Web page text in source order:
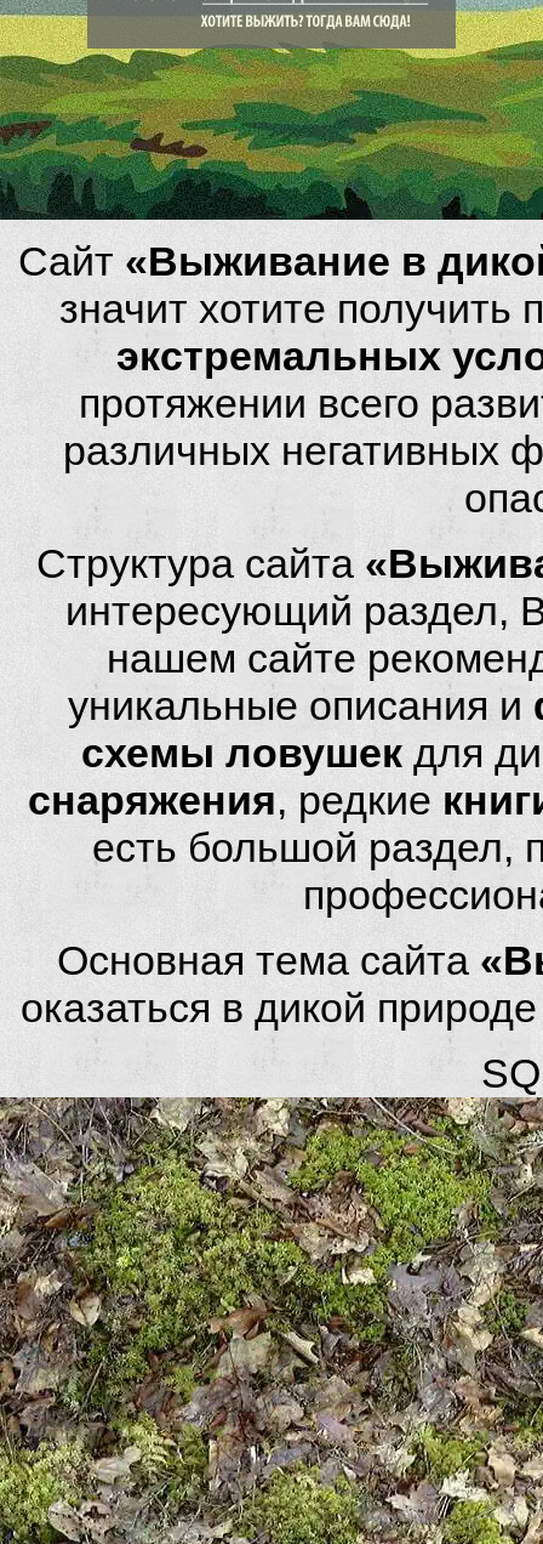
Сайт «Выживание в
значит хотите
экстремальных
протяжении всего
различных негативных
Структура сайта
интересующий раздел,
нашем сайте
уникальные описания и
схемы ловушек для
снаряжения, редкие
есть большой
Основная тема сайта
оказаться в дикой